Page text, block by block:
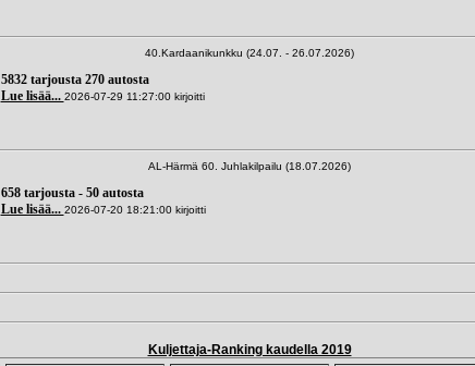
40.Kardaanikunkku (24.07. - 26.07.2026)
5832 tarjousta 270 autosta
Lue lisää... 2026-07-29 11:27:00 kirjoitti
AL-Härmä 60. Juhlakilpailu (18.07.2026)
658 tarjousta - 50 autosta
Lue lisää... 2026-07-20 18:21:00 kirjoitti
Kuljettaja-Ranking kaudella 2019